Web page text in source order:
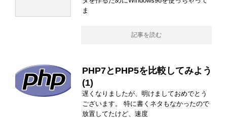
ま
記事を読む
PHP7とPHP5を比較してみよう
(1)
遅くなりましたが、明けましておめでとう
ございます。 特に書くネタもなかったので
放置してたけど、速度